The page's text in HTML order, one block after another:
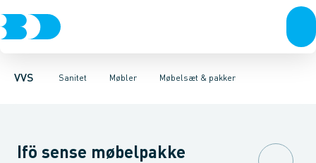
VVS Sanitet
Rør & fittingsPressfittings & rørKuglehaner & ventiler
Møbler
Toiletter, sæder og cisterner VaskeArmaturer
Møbelsæt & pakker
Møbelsæt & pakkerUnderskabeHøjskabeOverskabe
Ifö sense møbelpakke